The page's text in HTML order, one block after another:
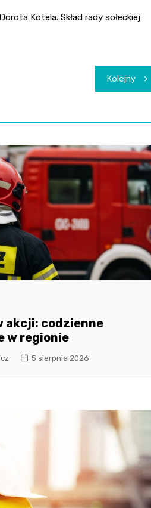
Kotela. Skład rady sołeckiej
Kolejny
akcji: codzienne
w regionie
5 sierpnia 2026